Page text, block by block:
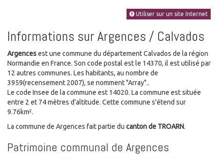
Utiliser sur un site Internet
Informations sur Argences / Calvados
Argencesest une commune du département Calvados de la région
Normandie en France. Son code postal est le 14370, il est utilisé par
12 autres communes. Les habitants, au nombre de
3959(recensement 2007), se nomment "Array"..
Le code Insee de la commune est 14020. La commune est située
entre 2 et 74 mètres d'altitude. Cette commune s'étend sur
9.76km².
La commune de Argences fait partie du canton de TROARN.
Patrimoine communal de Argences